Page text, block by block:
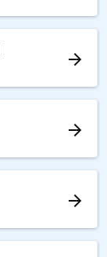
arrow_forward
arrow_forward
arrow_forward